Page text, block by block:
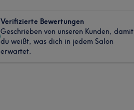
Verifizierte Bewertungen
Geschrieben von unseren Kunden, damit
du weißt, was dich in jedem Salon
erwartet.